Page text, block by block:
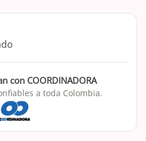
con COORDINADORA
a toda Colombia.